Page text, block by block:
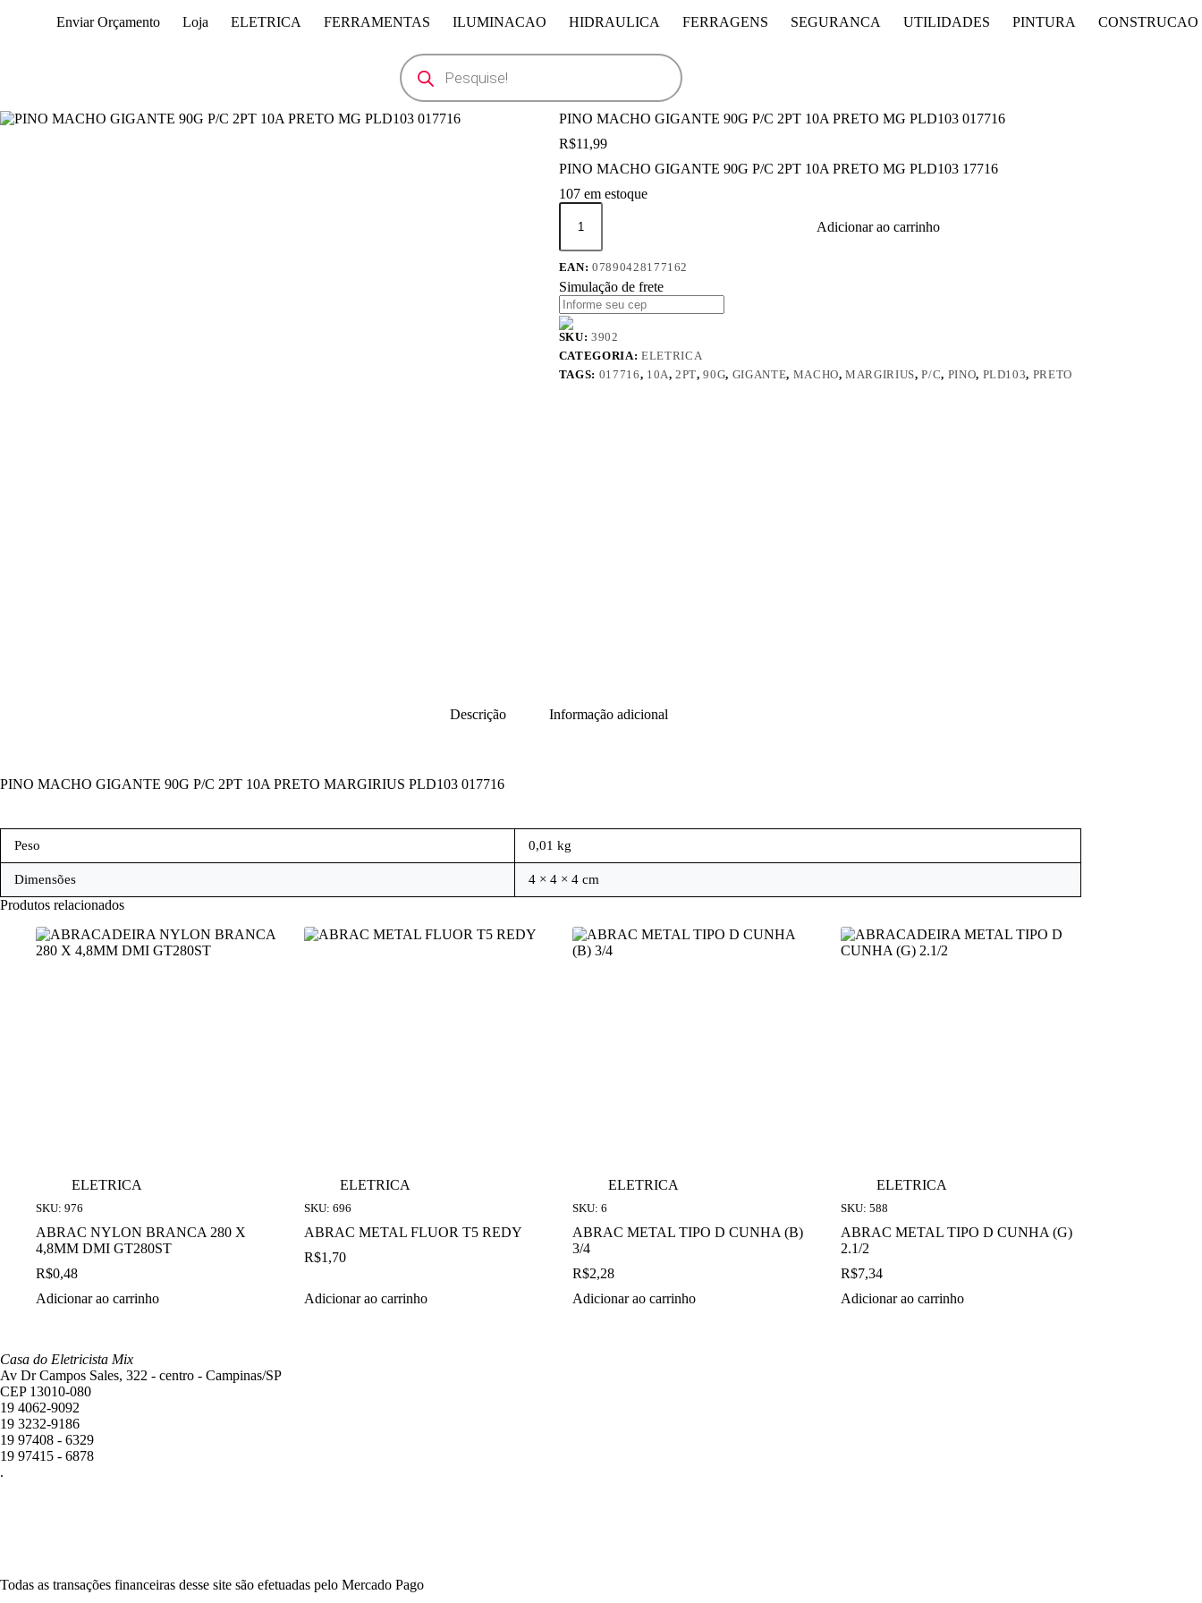
Enviar Orçamento Loja ELETRICA FERRAMENTAS ILUMINACAO HIDRAULICA FERRAGENS SEGURANCA UTILIDADES PINTURA CONSTRUCAO
Pesquisar
produtos
PINO MACHO GIGANTE 90G P/C 2PT 10A PRETO MG PLD103 017716
R$11,99
PINO MACHO GIGANTE 90G P/C 2PT 10A PRETO MG PLD103 17716
107 em estoque
PINO
MACHO
90G
P/C
2PT
10A
PRETO
MG
PLD103
017716
quantidade
Adicionar ao carrinho
EAN:07890428177162
Simulação de frete
SKU:3902
CATEGORIA: ELETRICA
TAGS: 017716, 10A,2PT,90G, GIGANTE, MACHO,MARGIRIUS,P/C, PINO, PLD103, PRETO
Descrição Informação adicional
PINO MACHO GIGANTE 90G P/C 2PT 10A PRETO MARGIRIUS PLD103 017716
Peso 0,01 kg
Dimensões 4 × 4 × 4 cm
Produtos relacionados
ELETRICA
SKU: 976
ABRAC NYLON BRANCA 280 X
4,8MM DMI GT280ST
R$0,48
Adicionar ao carrinho
ELETRICA
SKU: 696
ABRAC METAL FLUOR T5 REDY
R$1,70
Adicionar ao carrinho
ELETRICA
SKU: 6
ABRAC METAL TIPO D CUNHA (B)
3/4
R$2,28
Adicionar ao carrinho
ELETRICA
SKU: 588
ABRAC METAL TIPO D CUNHA (G)
2.1/2
R$7,34
Adicionar ao carrinho
Casa do Eletricista Mix
Av Dr Campos Sales, 322 - centro - Campinas/SP
CEP 13010-080
19 4062-9092
19 3232-9186
19 97408 - 6329
19 97415 - 6878
.
Todas as transações financeiras desse site são efetuadas pelo Mercado Pago